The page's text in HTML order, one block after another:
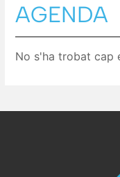
AGENDA
No s'ha trobat cap